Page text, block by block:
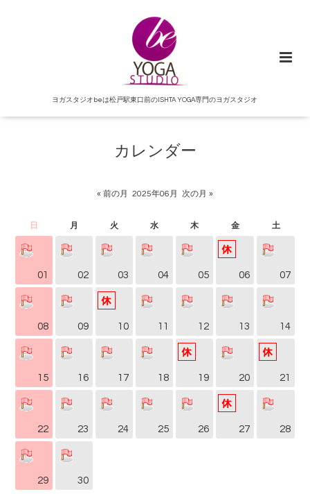
ヨガスタジオbeは松戸駅東口前のISHTA YOGA専門のヨガスタジオ
カレンダー
« 前の月 2025年06月 次の月 »
日 月 火 水 木 金 土
01 02 03 04 05 06 07
08 09 10 11 12 13 14
15 16 17 18 19 20 21
22 23 24 25 26 27 28
29 30